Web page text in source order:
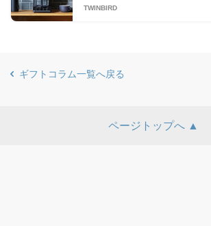
TWINBIRD
ギフトコラム一覧へ戻る
ページトップへ ▲